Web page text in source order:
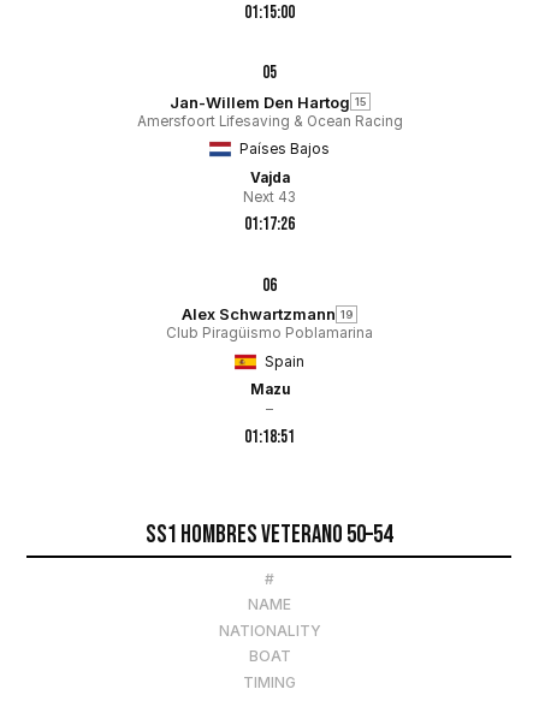
01:15:00
05
Jan-Willem Den Hartog 15
Amersfoort Lifesaving & Ocean Racing
Países Bajos
Vajda
Next 43
01:17:26
06
Alex Schwartzmann 19
Club Piragüismo Poblamarina
Spain
Mazu
–
01:18:51
SS1 Hombres Veterano 50–54
#
NAME
NATIONALITY
BOAT
TIMING